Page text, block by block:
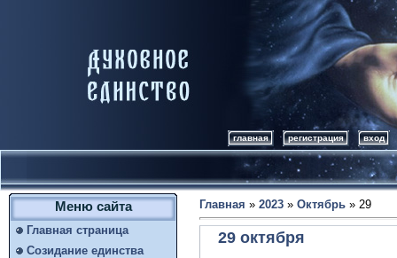
главная регистрация вход
Меню сайта
Главная страница
Созидание единства
Главная » 2023 » Октябрь » 29
29 октября